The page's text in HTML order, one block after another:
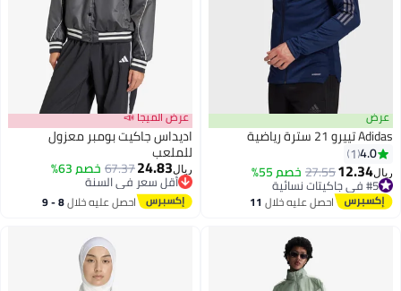
عرض
Adidas تييرو 21 سترة رياضية
4.0
1
ريال12.34
27.55خصم 55%
#5 في جاكيتات نسائية
#5 في جاكيتات نسائية احصل عليه خلال 11
2
عرض الميجا 📣
اديداس جاكيت بومبر معزول
للملعب
ريال24.83
67.37خصم 63%
أقل سعر في السنة
أقل سعر في السنة
احصل عليه خلال 8 - 9